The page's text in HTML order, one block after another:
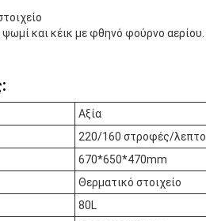
και κέικ με φθηνό φούρνο αερίου.
Αξία
220/160 στροφές/λεπτο
670*650*470mm
Θερματικό στοιχείο
80L